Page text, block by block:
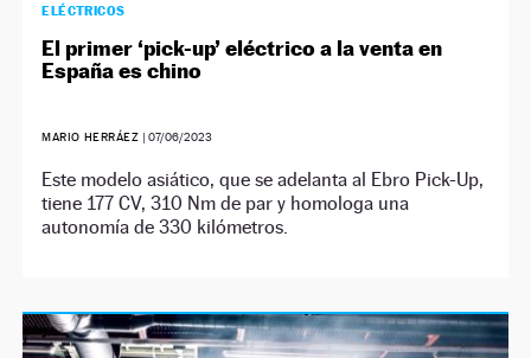
ELÉCTRICOS
El primer ‘pick-up’ eléctrico a la venta en
España es chino
MARIO HERRÁEZ | 07/06/2023
Este modelo asiático, que se adelanta al Ebro Pick-Up,
tiene 177 CV, 310 Nm de par y homologa una
autonomía de 330 kilómetros.